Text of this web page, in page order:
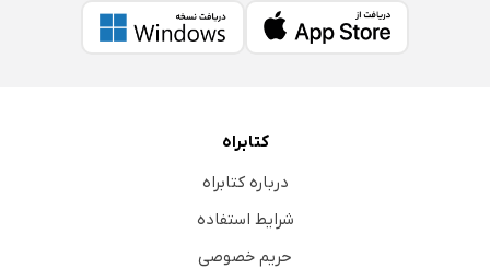
کتابراه
درباره کتابراه
شرایط استفاده
حریم خصوصی